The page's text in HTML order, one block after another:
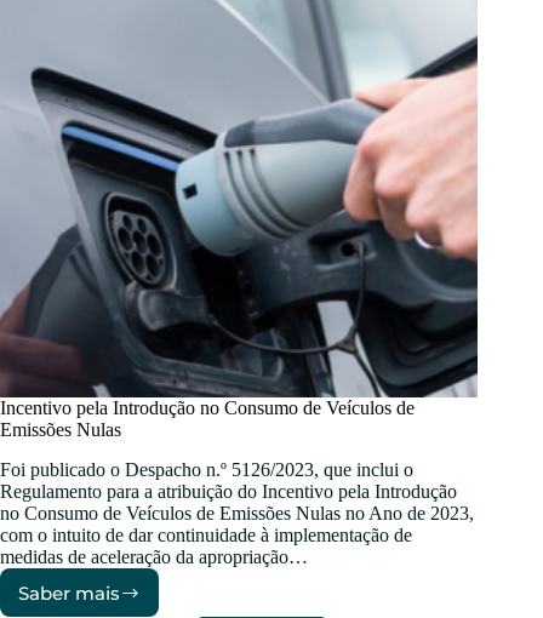
Incentivo pela Introdução no Consumo de Veículos de
Emissões Nulas
Foi publicado o Despacho n.º 5126/2023, que inclui o
Regulamento para a atribuição do Incentivo pela Introdução
no Consumo de Veículos de Emissões Nulas no Ano de 2023,
com o intuito de dar continuidade à implementação de
medidas de aceleração da apropriação…
Saber mais
Incentivo